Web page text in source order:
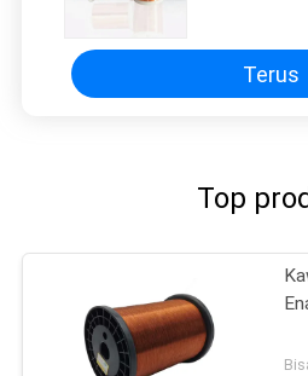
Terus
Top